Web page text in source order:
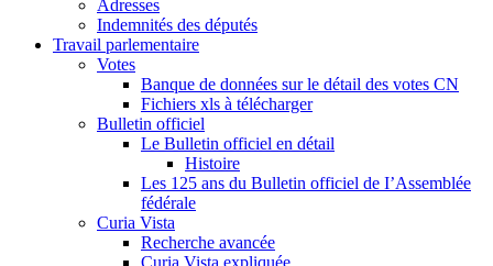
Adresses
Indemnités des députés
Travail parlementaire
Votes
Banque de données sur le détail des votes CN
Fichiers xls à télécharger
Bulletin officiel
Le Bulletin officiel en détail
Histoire
Les 125 ans du Bulletin officiel de I’Assemblée
fédérale
Curia Vista
Recherche avancée